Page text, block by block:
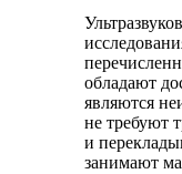
обладают
являются
не требуют
и
занимают